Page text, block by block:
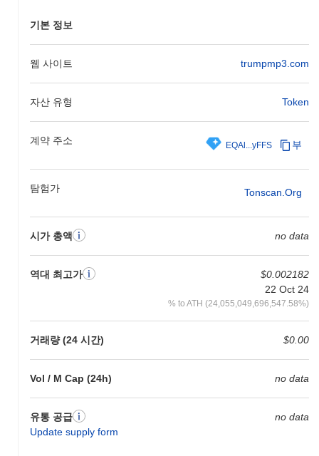
기본 정보
웹 사이트 trumpmp3.com
자산 유형 Token
계약 주소 EQAl...yFFS 부
탐험가 Tonscan.org
시가 총액 no data
역대 최고가
$0.002182
22 Oct 24
% to ATH (24,055,049,696,547.58%)
거래량 (24 시간) $0.00
Vol / M Cap (24h) no data
유통 공급
Update supply form
no data
는 전략적 파트너십을 진행 중이며, 이는 생태계와 사용자 기반을
입니다. 이러한 이정표에 대한 진행 상황은 트럼프 MP3 팀의 공식
트럼프 MP3의 차별점은 무엇인가요?
트럼프 MP3는 멀티미디어 콘텐츠와 블록체인 기술의 독특한 통합
을 통해 오디오 파일의 원활한 공유 및 수익화를 가능하게 하여 차
별화됩니다. 이 플랫폼은 Layer 1 블록체인에서 운영되어 거래 처
리량을 향상시키고 지연 시간을 줄이며, 빠르고 효율적인 상호작용
을 가능하게 합니다. 그 아키텍처는 분산형 거버넌스 모델을 통합
하여 사용자가 플랫폼 개발 및 기능 향상에 대한 의사 결정 과정에
장려합니다. 또한, 트럼프 MP3는 다양한 디지털 지갑 및 플랫폼과
의 상호 운용성을 제공하여 다양한 환경에서의 접근성과 사용을 용
이하게 합니다. 이 프로젝트는 고급 암호화 기술을 통해 사용자 프
라이버시와 보안을 강조하여 오디오 콘텐츠가 보호되면서도 창작
자들이 효과적으로 자신의 작업을 수익화할 수 있도록 합니다. 이
러한 요소들은 디지털 콘텐츠 공유 및 수익화의 진화하는 환경에서
트럼프 MP3의 독특한 역할에 기여하며, 전통적인 플랫폼과 차별
화됩니다.
트럼프 MP3로 무엇을 할 수 있나요?
트럼프 MP3 토큰은 생태계 내에서 여러 실용적인 용도로 사용됩
니다. 사용자는 트럼프 MP3를 거래 및 수수료에 활용하여 가치를
전송하고 다양한 애플리케이션에 접근할 수 있습니다. 보유자는 자
신의 토큰을 스테이킹하여 네트워크 보안에 기여하고 보상을 받을